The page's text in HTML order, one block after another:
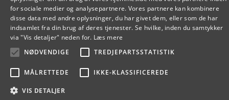
ENGLISH
for sociale medier og analysepartnere. Vores partnere kan kombinere
disse data med andre oplysninger, du har givet dem, eller som de har
indsamlet fra din brug af deres tjenester. Se hvilke, inden du samtykker
via "Vis detaljer" neden for. Læs mere
NØDVENDIGE
TREDJEPARTSSTATISTIK
MÅLRETTEDE IKKE-KLASSIFICEREDE
VIS DETALJER